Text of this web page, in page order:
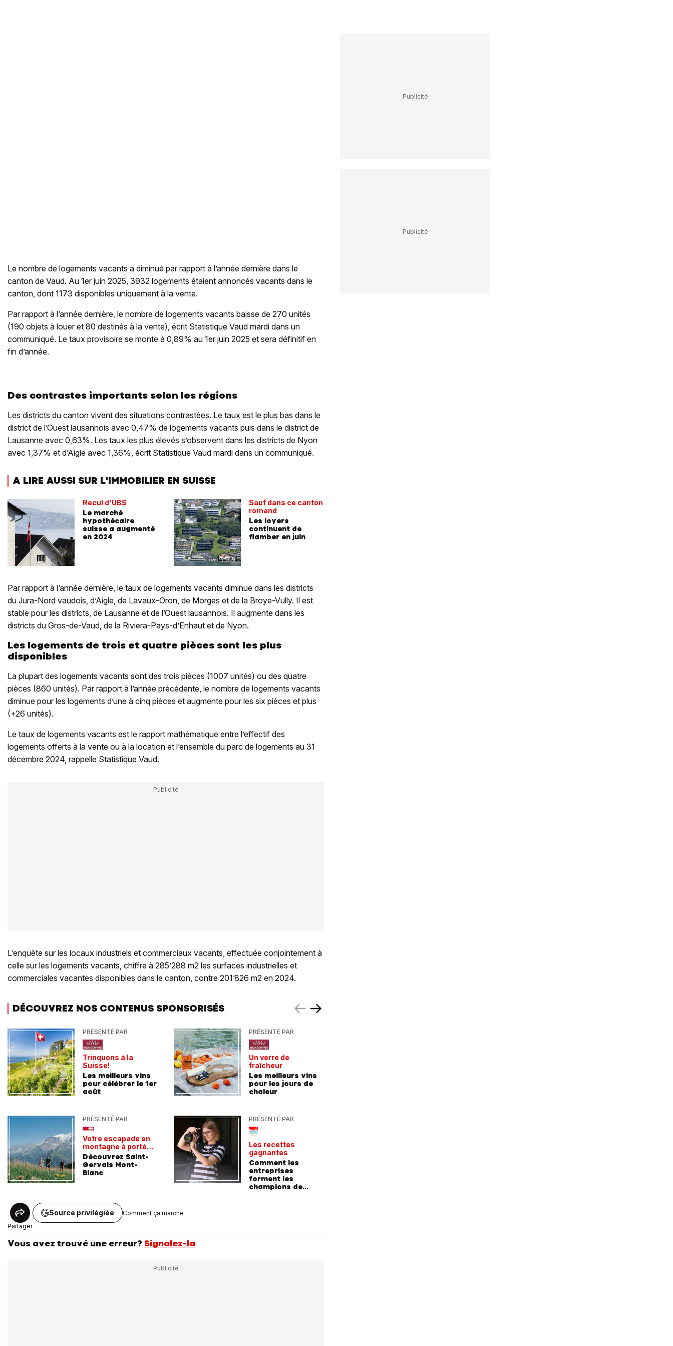
Le nombre de logements vacants a diminué par rapport à l’année dernière dans le
canton de Vaud. Au 1er juin 2025, 3932 logements étaient annoncés vacants dans le
canton, dont 1173 disponibles uniquement à la vente.
Par rapport à l’année dernière, le nombre de logements vacants baisse de 270 unités
(190 objets à louer et 80 destinés à la vente), écrit Statistique Vaud mardi dans un
communiqué. Le taux provisoire se monte à 0,89% au 1er juin 2025 et sera définitif en
fin d’année.
Des contrastes importants selon les régions
Les districts du canton vivent des situations contrastées. Le taux est le plus bas dans le
district de l’Ouest lausannois avec 0,47% de logements vacants puis dans le district de
Lausanne avec 0,63%. Les taux les plus élevés s’observent dans les districts de Nyon
avec 1,37% et d’Aigle avec 1,36%, écrit Statistique Vaud mardi dans un communiqué.
A LIRE AUSSI SUR L'IMMOBILIER EN SUISSE
Recul d'UBS
Le marché
hypothécaire
suisse a augmenté
en 2024
Sauf dans ce canton
romand
Les loyers
continuent de
flamber en juin
Par rapport à l’année dernière, le taux de logements vacants diminue dans les districts
du Jura-Nord vaudois, d’Aigle, de Lavaux-Oron, de Morges et de la Broye-Vully. Il est
stable pour les districts, de Lausanne et de l’Ouest lausannois. Il augmente dans les
districts du Gros-de-Vaud, de la Riviera-Pays-d’Enhaut et de Nyon.
Les logements de trois et quatre pièces sont les plus
disponibles
La plupart des logements vacants sont des trois pièces (1007 unités) ou des quatre
pièces (860 unités). Par rapport à l’année précédente, le nombre de logements vacants
diminue pour les logements d’une à cinq pièces et augmente pour les six pièces et plus
(+26 unités).
Le taux de logements vacants est le rapport mathématique entre l’effectif des
logements offerts à la vente ou à la location et l’ensemble du parc de logements au 31
décembre 2024, rappelle Statistique Vaud.
L’enquête sur les locaux industriels et commerciaux vacants, effectuée conjointement à
celle sur les logements vacants, chiffre à 285’288 m2 les surfaces industrielles et
commerciales vacantes disponibles dans le canton, contre 201’826 m2 en 2024.
DÉCOUVREZ NOS CONTENUS SPONSORISÉS
PRÉSENTÉ PAR
Trinquons à la
Suisse!
Les meilleurs vins
pour célébrer le 1er
août
PRÉSENTÉ PAR
Votre escapade en
montagne à portée
de train
Découvrez Saint-
Gervais Mont-
Blanc
PRÉSENTÉ PAR
Un verre de
fraîcheur
Les meilleurs vins
pour les jours de
chaleur
PRÉSENTÉ PAR
Les recettes
gagnantes
Comment les
entreprises
forment les
champions de
Partager
Source privilégiée Comment ça marche
Vous avez trouvé une erreur? Signalez-la